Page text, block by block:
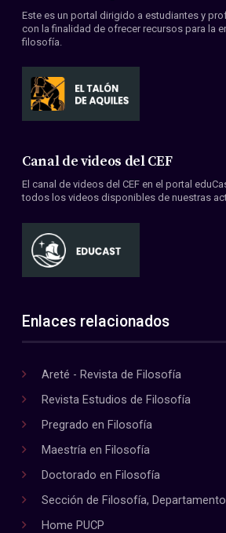
Este es un portal dirigido a estudiantes y
con la finalidad de ofrecer recursos para la
filosofía.
Canal de videos del CEF
El canal de videos del CEF en el portal
todos los videos disponibles de nuestras
Enlaces relacionados
Areté - Revista de Filosofía
Revista Estudios de Filosofía
Pregrado en Filosofía
Maestría en Filosofía
Doctorado en Filosofía
Sección de Filosofía,
Home PUCP